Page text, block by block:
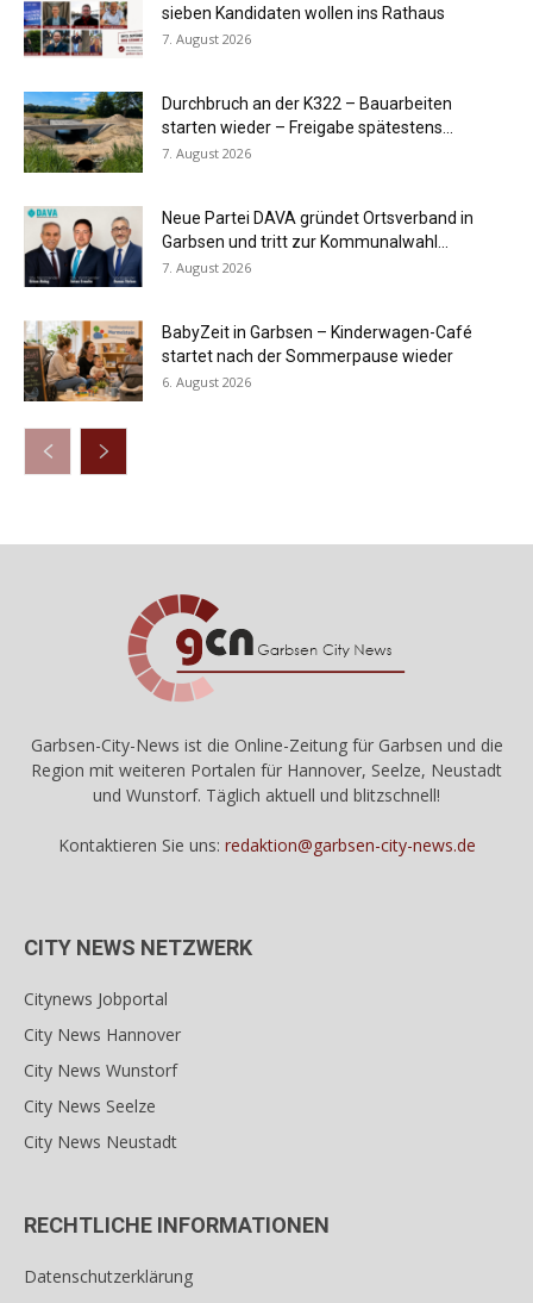
sieben Kandidaten wollen ins Rathaus
7. August 2026
Durchbruch an der K322 – Bauarbeiten
starten wieder – Freigabe spätestens...
7. August 2026
Neue Partei DAVA gründet Ortsverband in
Garbsen und tritt zur Kommunalwahl...
7. August 2026
BabyZeit in Garbsen – Kinderwagen-Café
startet nach der Sommerpause wieder
6. August 2026
Garbsen-City-News ist die Online-Zeitung für Garbsen und die
Region mit weiteren Portalen für Hannover, Seelze, Neustadt
und Wunstorf. Täglich aktuell und blitzschnell!
Kontaktieren Sie uns: redaktion@garbsen-city-news.de
CITY NEWS NETZWERK
Citynews Jobportal
City News Hannover
City News Wunstorf
City News Seelze
City News Neustadt
RECHTLICHE INFORMATIONEN
Datenschutzerklärung